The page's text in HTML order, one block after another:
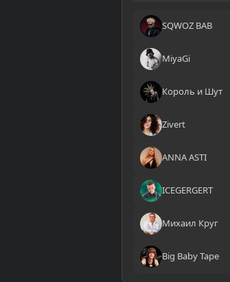
SQWOZ BAB
MiyaGi
Король и Шут
Zivert
ANNA ASTI
ICEGERGERT
Михаил Круг
Big Baby Tape